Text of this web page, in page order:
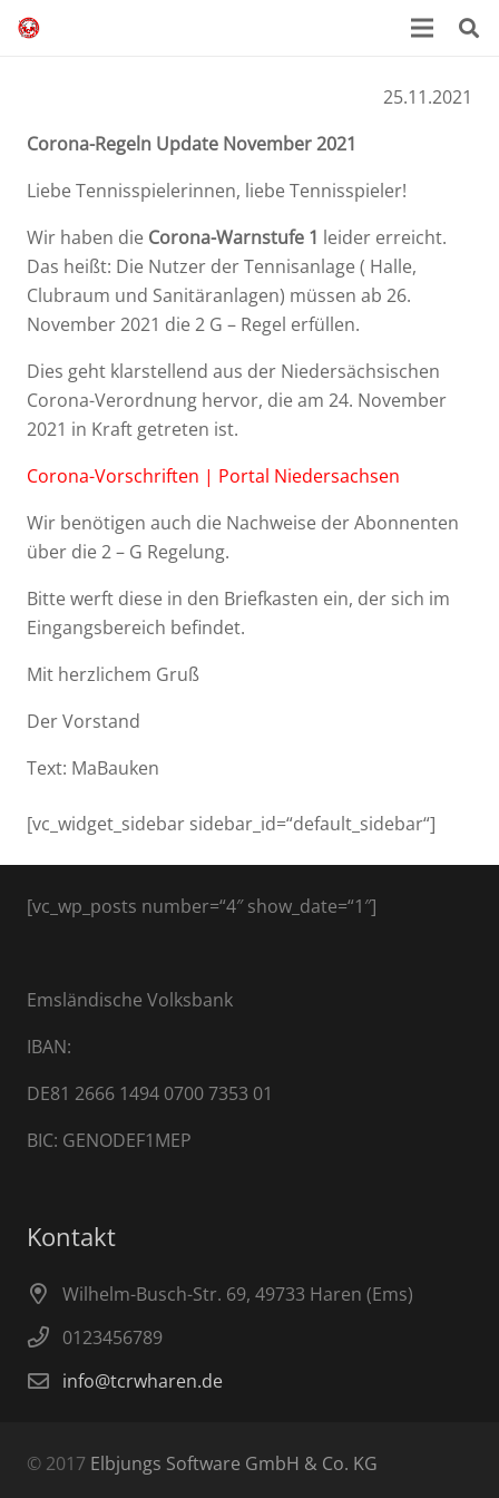
25.11.2021
Corona-Regeln Update November 2021
Liebe Tennisspielerinnen, liebe Tennisspieler!
Wir haben die Corona-Warnstufe 1 leider erreicht.
Das heißt: Die Nutzer der Tennisanlage ( Halle,
Clubraum und Sanitäranlagen) müssen ab 26.
November 2021 die 2 G – Regel erfüllen.
Dies geht klarstellend aus der Niedersächsischen
Corona-Verordnung hervor, die am 24. November
2021 in Kraft getreten ist.
Corona-Vorschriften | Portal Niedersachsen
Wir benötigen auch die Nachweise der Abonnenten
über die 2 – G Regelung.
Bitte werft diese in den Briefkasten ein, der sich im
Eingangsbereich befindet.
Mit herzlichem Gruß
Der Vorstand
Text: MaBauken
[vc_widget_sidebar sidebar_id=“default_sidebar“]
[vc_wp_posts number=“4″ show_date=“1″]
Emsländische Volksbank
IBAN:
DE81 2666 1494 0700 7353 01
BIC: GENODEF1MEP
Kontakt
Wilhelm-Busch-Str. 69, 49733 Haren (Ems)
0123456789
info@tcrwharen.de
© 2017 Elbjungs Software GmbH & Co. KG